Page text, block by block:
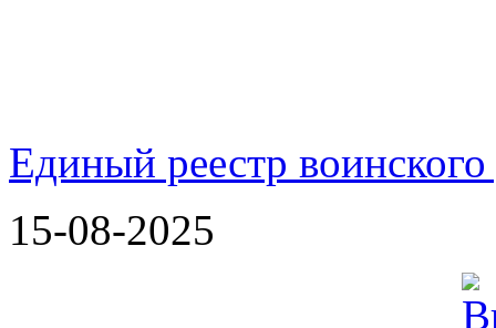
Единый реестр воинского
15-08-2025